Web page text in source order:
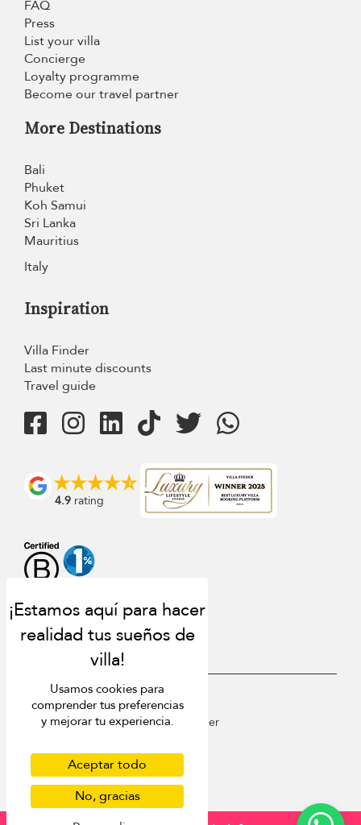
FAQ
Press
List your villa
Concierge
Loyalty programme
Become our travel partner
More Destinations
Bali
Phuket
Koh Samui
Sri Lanka
Mauritius
Italy
Inspiration
Villa Finder
Last minute discounts
Travel guide
4.9 rating
USD $ es Español
Copyright © 2026 St Barts Villa Finder
Privacy Policy
Cookies
Usamos cookies para
comprender tus preferencias
y mejorar tu experiencia.
Aceptar todo
No, gracias